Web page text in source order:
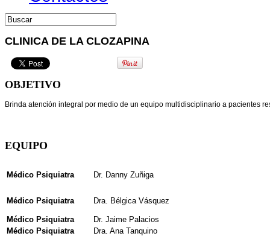
CLINICA DE LA CLOZAPINA
OBJETIVO
Brinda atención integral por medio de un equipo multidisciplinario a pacientes
EQUIPO
Médico Psiquiatra Dr. Danny Zuñiga
Médico Psiquiatra Dra. Bélgica Vásquez
Médico Psiquiatra
Dr. Jaime Palacios
Médico Psiquiatra
Dra. Ana Tanquino